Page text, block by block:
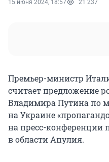
15 июня 2024, 18:57 21 237
Премьер-министр
считает предложение
Владимира Путина по
на Украине
на пресс-конференции
в области Апулия.